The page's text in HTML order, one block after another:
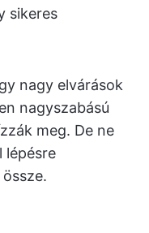
sikeres
nagy elvárások
nagyszabású
meg. De ne
lépésre